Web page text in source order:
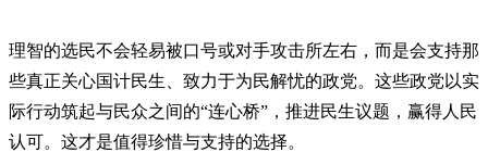
理智的选民不会轻易被口号或对手攻击所左右，而是会支持那
些真正关心国计民生、致力于为民解忧的政党。这些政党以实
际行动筑起与民众之间的“连心桥”，推进民生议题，赢得人民
认可。这才是值得珍惜与支持的选择。